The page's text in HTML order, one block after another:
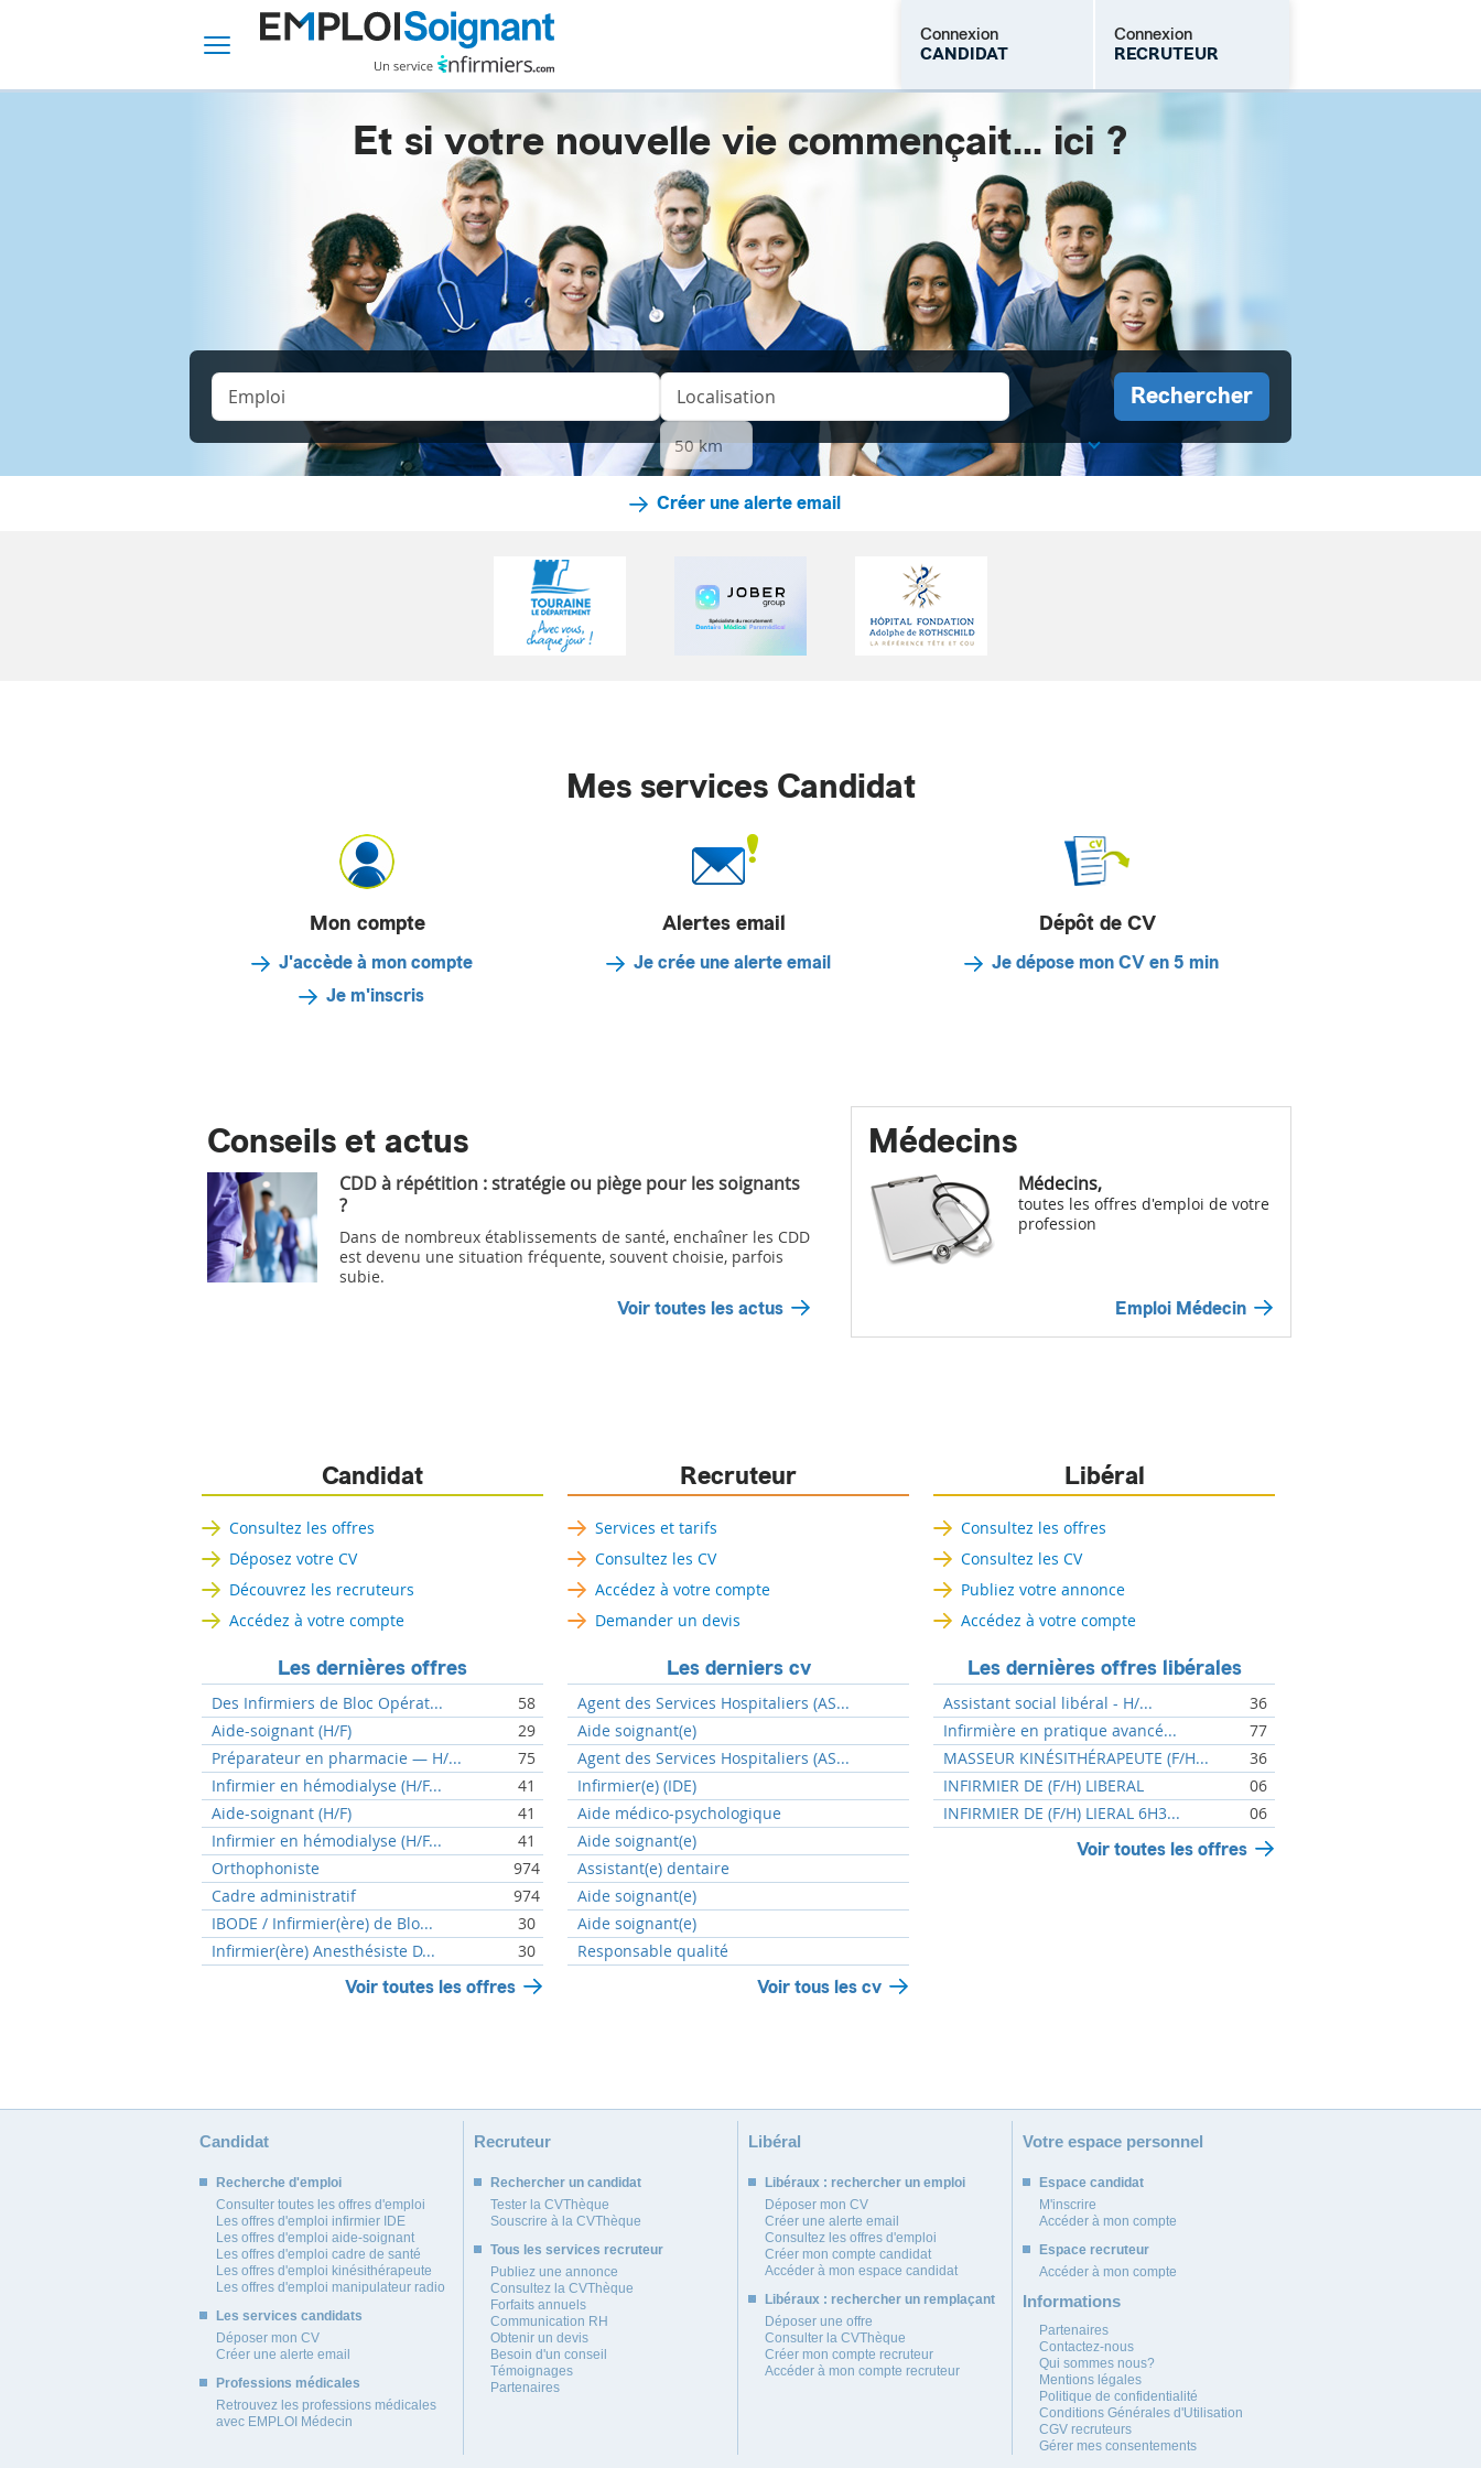
Connexion
CANDIDAT
Connexion
RECRUTEUR
M'inscrire Mot de passe oublié
Et si votre nouvelle vie commençait... ici ?
Créer une alerte email
Mes services Candidat
Mon compte
J'accède à mon compte
Je m'inscris
Alertes email
Je crée une alerte email
Dépôt de CV
Je dépose mon CV en 5 min
Conseils et actus
CDD à répétition : stratégie ou piège pour les soignants
?
Dans de nombreux établissements de santé, enchaîner les CDD
est devenu une situation fréquente, souvent choisie, parfois
subie.
Voir toutes les actus
Médecins
Médecins,
toutes les offres d'emploi de votre
profession
Emploi Médecin
Candidat
Consultez les offres
Déposez votre CV
Découvrez les recruteurs
Accédez à votre compte
Les dernières offres
Des Infirmiers de Bloc Opérat...
58
Aide-soignant (H/F)
29
Préparateur en pharmacie — H/...
75
Infirmier en hémodialyse (H/F...
41
Aide-soignant (H/F)
41
Infirmier en hémodialyse (H/F...
41
Orthophoniste
974
Cadre administratif
974
IBODE / Infirmier(ère) de Blo...
30
Infirmier(ère) Anesthésiste D...
30
Voir toutes les offres
Recruteur
Services et tarifs
Consultez les CV
Accédez à votre compte
Demander un devis
Les derniers cv
Agent des Services Hospitaliers (AS...
Aide soignant(e)
Agent des Services Hospitaliers (AS...
Infirmier(e) (IDE)
Aide médico-psychologique
Aide soignant(e)
Assistant(e) dentaire
Aide soignant(e)
Aide soignant(e)
Responsable qualité
Voir tous les cv
Libéral
Consultez les offres
Consultez les CV
Publiez votre annonce
Accédez à votre compte
Les dernières offres libérales
Assistant social libéral - H/...
36
Infirmière en pratique avancé...
77
MASSEUR KINÉSITHÉRAPEUTE (F/H...
36
INFIRMIER DE (F/H) LIBERAL
06
INFIRMIER DE (F/H) LIERAL 6H3...
06
Voir toutes les offres
Candidat
Recherche d'emploi
Consulter toutes les offres d'emploi
Les offres d'emploi infirmier IDE
Les offres d'emploi aide-soignant
Les offres d'emploi cadre de santé
Les offres d'emploi kinésithérapeute
Les offres d'emploi manipulateur radio
Les services candidats
Déposer mon CV
Créer une alerte email
Professions médicales
Retrouvez les professions médicales
avec EMPLOI Médecin
Recruteur
Rechercher un candidat
Tester la CVThèque
Souscrire à la CVThèque
Tous les services recruteur
Publiez une annonce
Consultez la CVThèque
Forfaits annuels
Communication RH
Obtenir un devis
Besoin d'un conseil
Témoignages
Partenaires
Libéral
Libéraux : rechercher un emploi
Déposer mon CV
Créer une alerte email
Consultez les offres d'emploi
Créer mon compte candidat
Accéder à mon espace candidat
Libéraux : rechercher un remplaçant
Déposer une offre
Consulter la CVThèque
Créer mon compte recruteur
Accéder à mon compte recruteur
Votre espace personnel
Espace candidat
M'inscrire
Accéder à mon compte
Espace recruteur
Accéder à mon compte
Informations
Partenaires
Contactez-nous
Qui sommes nous?
Mentions légales
Politique de confidentialité
Conditions Générales d'Utilisation
CGV recruteurs
Gérer mes consentements